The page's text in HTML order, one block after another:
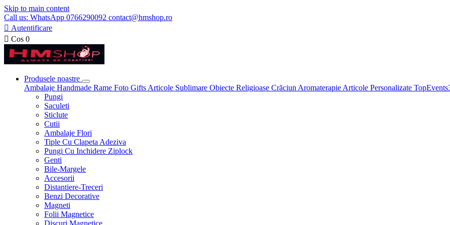
Skip to main content
Call us: WhatsApp 0766290092 contact@hmshop.ro
 Autentificare
 Cos 0
Produsele noastre
Ambalaje Handmade Rame Foto Gifts Articole Sublimare Obiecte Religioase Crăciun Aromaterapie Articole Personalizate
Pungi
Saculeti
Sticlute
Cutii
Ambalaje Flori
Tiple Cu Clapeta Adeziva
Pungi Cu Inchidere Ziplock
Genti
Bile-Margele
Accesorii
Distantiere-Treceri
Benzi Decorative
Magneti
Folii Magnetice
Discuri Magnetice